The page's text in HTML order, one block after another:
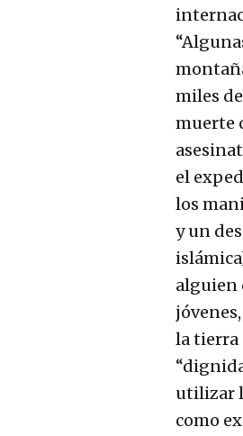
miles
muerte
el
los
y un
alguien
la tierra
utilizar
como